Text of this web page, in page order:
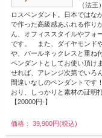
（法
ロスペンダント。日本ではな
で作った高級感あふれる作り
ん、オフィススタイルやフォ
です。 また、ダイヤモンド
や、パールネックレスと重ね
ペンダントとしてお使い頂け
せれば、アレンジ次第でいろ
間違いなしのペンダントです
おり、しっかりと素材の証明
【20000円-】
価格： 39,900円(税込)